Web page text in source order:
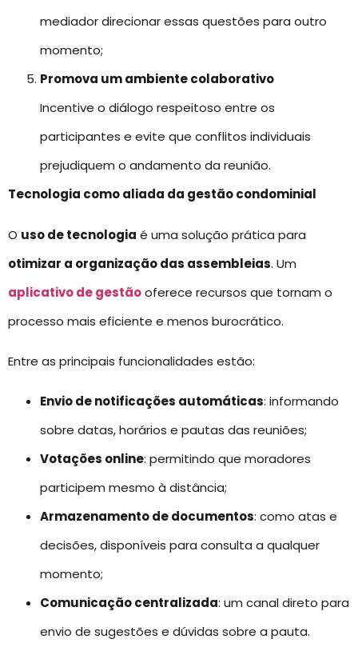
mediador direcionar essas questões para outro
momento;
Promova um ambiente colaborativo
Incentive o diálogo respeitoso entre os
participantes e evite que conflitos individuais
prejudiquem o andamento da reunião.
Tecnologia como aliada da gestão condominial
O uso de tecnologia é uma solução prática para
otimizar a organização das assembleias. Um
aplicativo de gestãooferece recursos que tornam o
processo mais eficiente e menos burocrático.
Entre as principais funcionalidades estão:
Envio de notificações automáticas: informando
sobre datas, horários e pautas das reuniões;
Votações online: permitindo que moradores
participem mesmo à distância;
Armazenamento de documentos: como atas e
decisões, disponíveis para consulta a qualquer
momento;
Comunicação centralizada: um canal direto para
envio de sugestões e dúvidas sobre a pauta.